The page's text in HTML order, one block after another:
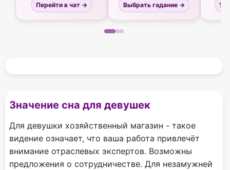
Перейти в чат → Выбрать гадание →
Значение сна для девушек
Для девушки хозяйственный магазин - такое
видение означает, что ваша работа привлечёт
внимание отраслевых экспертов. Возможны
предложения о сотрудничестве. Для незамужней